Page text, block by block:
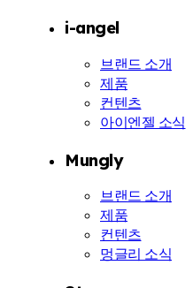
i-angel
브랜드 소개
제품
컨텐츠
아이엔젤 소식
Mungly
브랜드 소개
제품
컨텐츠
멍글리 소식